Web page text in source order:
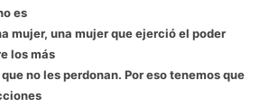
es
mujer, una mujer que ejerció el poder
los más
no les perdonan. Por eso tenemos que